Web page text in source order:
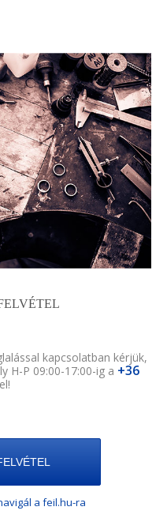
kapcsolatban kérjük,
H-P 09:00-17:00-ig a +36
a feil.hu-ra